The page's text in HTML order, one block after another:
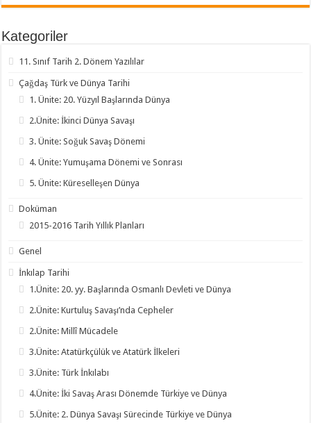
Kategoriler
11. Sınıf Tarih 2. Dönem Yazılılar
Çağdaş Türk ve Dünya Tarihi
1. Ünite: 20. Yüzyıl Başlarında Dünya
2.Ünite: İkinci Dünya Savaşı
3. Ünite: Soğuk Savaş Dönemi
4. Ünite: Yumuşama Dönemi ve Sonrası
5. Ünite: Küreselleşen Dünya
Doküman
2015-2016 Tarih Yıllık Planları
Genel
İnkılap Tarihi
1.Ünite: 20. yy. Başlarında Osmanlı Devleti ve Dünya
2.Ünite: Kurtuluş Savaşı’nda Cepheler
2.Ünite: Millî Mücadele
3.Ünite: Atatürkçülük ve Atatürk İlkeleri
3.Ünite: Türk İnkılabı
4.Ünite: İki Savaş Arası Dönemde Türkiye ve Dünya
5.Ünite: 2. Dünya Savaşı Sürecinde Türkiye ve Dünya